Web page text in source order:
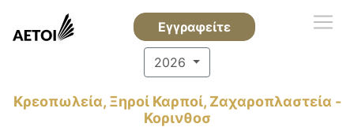
Εγγραφείτε
2026
Κρεοπωλεία, Ξηροί Καρποί, Ζαχαροπλαστεία -
Κορινθοσ